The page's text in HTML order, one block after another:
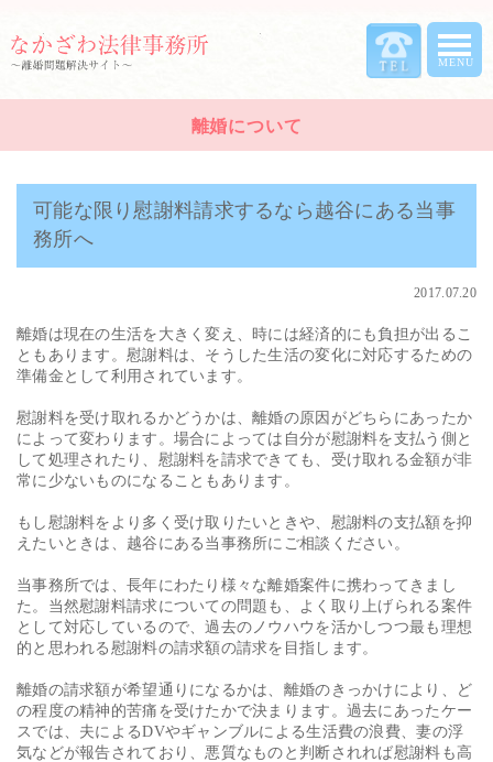
離婚について
可能な限り慰謝料請求するなら越谷にある当事
務所へ
2017.07.20
離婚は現在の生活を大きく変え、時には経済的にも負担が出るこ
ともあります。慰謝料は、そうした生活の変化に対応するための
準備金として利用されています。
慰謝料を受け取れるかどうかは、離婚の原因がどちらにあったか
によって変わります。場合によっては自分が慰謝料を支払う側と
して処理されたり、慰謝料を請求できても、受け取れる金額が非
常に少ないものになることもあります。
もし慰謝料をより多く受け取りたいときや、慰謝料の支払額を抑
えたいときは、越谷にある当事務所にご相談ください。
当事務所では、長年にわたり様々な離婚案件に携わってきまし
た。当然慰謝料請求についての問題も、よく取り上げられる案件
として対応しているので、過去のノウハウを活かしつつ最も理想
的と思われる慰謝料の請求額の請求を目指します。
離婚の請求額が希望通りになるかは、離婚のきっかけにより、ど
の程度の精神的苦痛を受けたかで決まります。過去にあったケー
スでは、夫によるDVやギャンブルによる生活費の浪費、妻の浮
気などが報告されており、悪質なものと判断されれば慰謝料も高